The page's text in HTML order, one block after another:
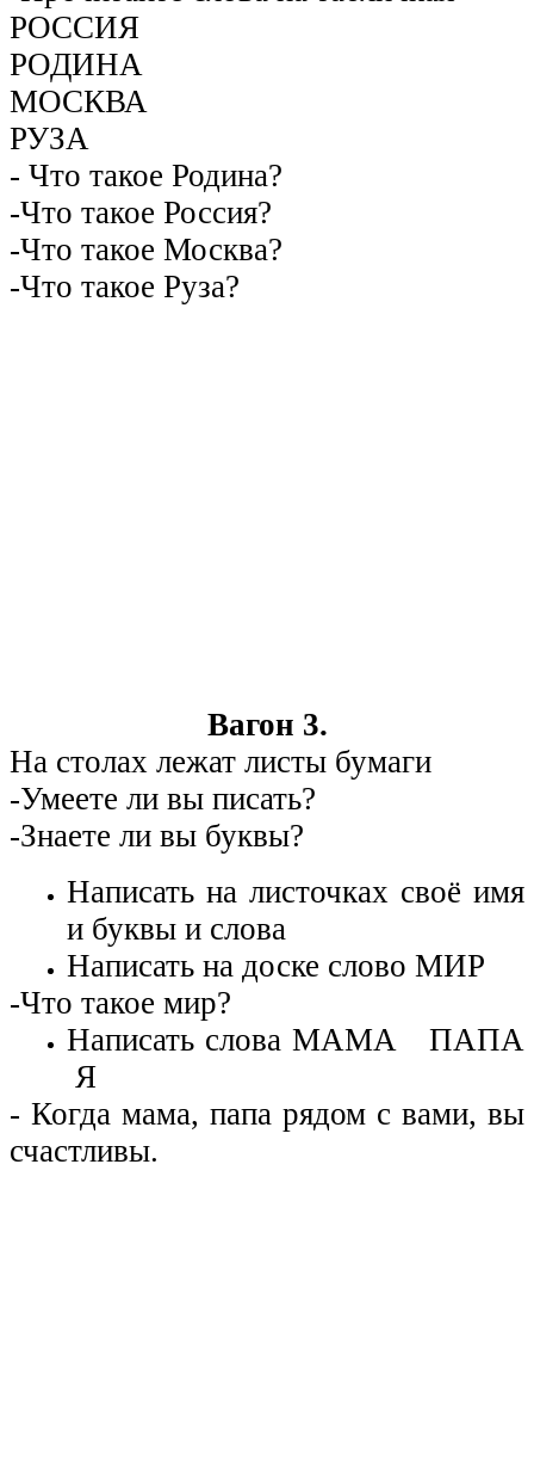
РОССИЯ
РОДИНА
МОСКВА
РУЗА
- Что такое Родина?
-Что такое Россия?
-Что такое Москва?
-Что такое Руза?
Вагон 3.
На столах лежат листы бумаги
-Умеете ли вы писать?
-Знаете ли вы буквы?
Написать на листочках своё имя
и буквы и слова
Написать на доске слово МИР
-Что такое мир?
Написать слова МАМА ПАПА
Я
- Когда мама, папа рядом с вами, вы
счастливы.